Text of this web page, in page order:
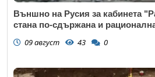
Външно на Русия за кабинета
стана по-сдържана и
09 август 43 0